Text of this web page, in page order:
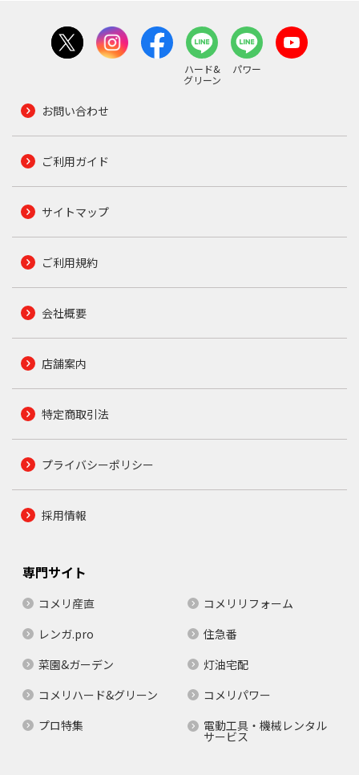
ハード&
グリーン
パワー
お問い合わせ
ご利用ガイド
サイトマップ
ご利用規約
会社概要
店舗案内
特定商取引法
プライバシーポリシー
採用情報
専門サイト
コメリ産直
コメリリフォーム
レンガ.pro
住急番
菜園&ガーデン
灯油宅配
コメリハード&グリーン
コメリパワー
プロ特集
電動工具・機械レンタル
サービス